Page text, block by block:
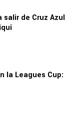
de Cruz Azul
la Leagues Cup: